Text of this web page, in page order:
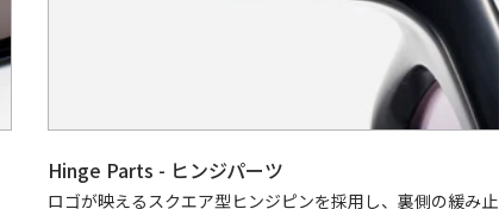
Hinge Parts - ヒンジパーツ
ロゴが映えるスクエア型ヒンジピンを採用し、裏側の緩み止